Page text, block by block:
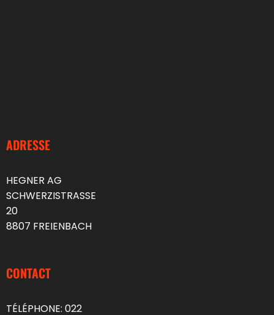
ADRESSE
HEGNER AG
SCHWERZISTRASSE
20
8807 FREIENBACH
CONTACT
TÉLÉPHONE: 022